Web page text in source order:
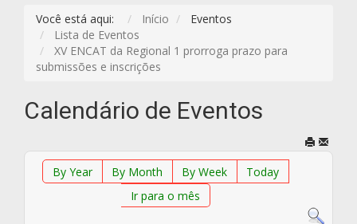
Você está aqui: Início
Eventos
Lista de Eventos
XV ENCAT da Regional 1 prorroga prazo para
submissões e inscrições
Calendário de Eventos
By Year By Month By Week
Today
Ir para o mês